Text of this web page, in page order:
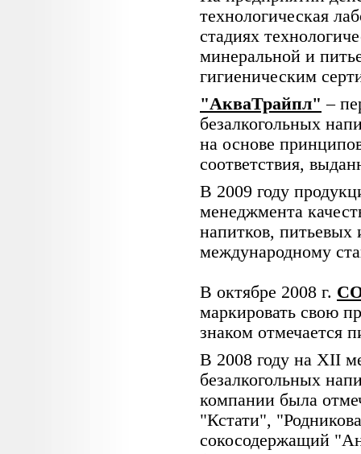
технологическая
стадиях
минеральной и
гигиеническим
"АкваТрайпл" –
безалкогольных
на основе
соответствия,
В 2009 году
менеджмента
напитков, питьевых
международному
В октябре 2008 г.
маркировать свою
знаком отмечается
В 2008 году на ХII
безалкогольных
компании была
"Кстати",
сокосодержащий